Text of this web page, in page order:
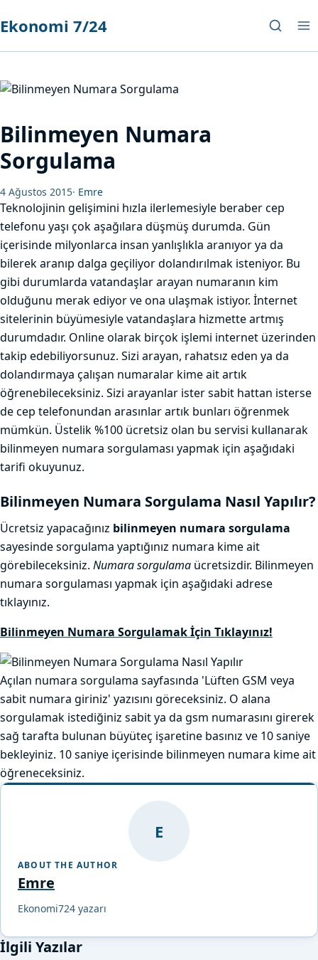
Ekonomi 7/24
Bilinmeyen Numara
Sorgulama
4 Ağustos 2015· Emre
Teknolojinin gelişimini hızla ilerlemesiyle beraber cep
telefonu yaşı çok aşağılara düşmüş durumda. Gün
içerisinde milyonlarca insan yanlışlıkla aranıyor ya da
bilerek aranıp dalga geçiliyor dolandırılmak isteniyor. Bu
gibi durumlarda vatandaşlar arayan numaranın kim
olduğunu merak ediyor ve ona ulaşmak istiyor. İnternet
sitelerinin büyümesiyle vatandaşlara hizmette artmış
durumdadır. Online olarak birçok işlemi internet üzerinden
takip edebiliyorsunuz. Sizi arayan, rahatsız eden ya da
dolandırmaya çalışan numaralar kime ait artık
öğrenebileceksiniz. Sizi arayanlar ister sabit hattan isterse
de cep telefonundan arasınlar artık bunları öğrenmek
mümkün. Üstelik %100 ücretsiz olan bu servisi kullanarak
bilinmeyen numara sorgulaması yapmak için aşağıdaki
tarifi okuyunuz.
Bilinmeyen Numara Sorgulama Nasıl Yapılır?
Ücretsiz yapacağınız bilinmeyen numara sorgulama
sayesinde sorgulama yaptığınız numara kime ait
görebileceksiniz. Numara sorgulama ücretsizdir. Bilinmeyen
numara sorgulaması yapmak için aşağıdaki adrese
tıklayınız.
Bilinmeyen Numara Sorgulamak İçin Tıklayınız!
Açılan numara sorgulama sayfasında 'Lüften GSM veya
sabit numara giriniz' yazısını göreceksiniz. O alana
sorgulamak istediğiniz sabit ya da gsm numarasını girerek
sağ tarafta bulunan büyüteç işaretine basınız ve 10 saniye
bekleyiniz. 10 saniye içerisinde bilinmeyen numara kime ait
öğreneceksiniz.
E
ABOUT THE AUTHOR
Emre
Ekonomi724 yazarı
İlgili Yazılar